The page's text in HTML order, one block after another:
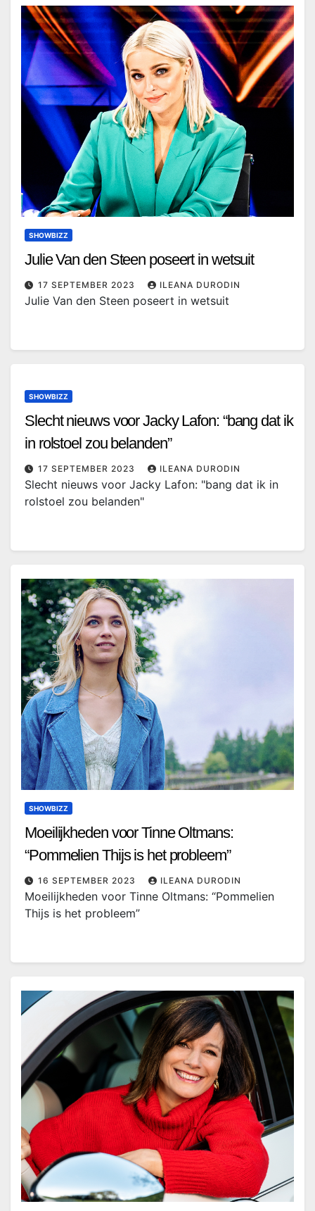
SHOWBIZZ
Julie Van den Steen poseert in wetsuit
17 SEPTEMBER 2023 ILEANA DURODIN
Julie Van den Steen poseert in wetsuit
SHOWBIZZ
Slecht nieuws voor Jacky Lafon: “bang dat ik
in rolstoel zou belanden”
17 SEPTEMBER 2023 ILEANA DURODIN
Slecht nieuws voor Jacky Lafon: "bang dat ik in
rolstoel zou belanden"
SHOWBIZZ
Moeilijkheden voor Tinne Oltmans:
“Pommelien Thijs is het probleem”
16 SEPTEMBER 2023 ILEANA DURODIN
Moeilijkheden voor Tinne Oltmans: “Pommelien
Thijs is het probleem”